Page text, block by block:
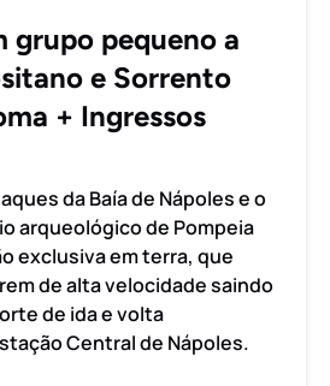
grupo pequeno a
e Sorrento
+ Ingressos
da Baía de Nápoles e o
arqueológico de Pompeia
exclusiva em terra, que
de alta velocidade saindo
de ida e volta
Central de Nápoles.